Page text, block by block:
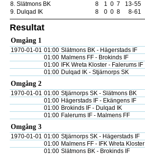
8. Slätmons BK 8 1 0 7 13-55
9. Dulqad IK 8 0 0 8 8-61
Resultat
Omgång 1
1970-01-01 01:00 Slätmons BK - Hägerstads IF
01:00 Malmens FF - Brokinds IF
01:00
IFK Wreta Kloster - Falerums IF
01:00 Dulqad IK - Stjärnorps SK
Omgång 2
1970-01-01 01:00 Stjärnorps SK - Slätmons BK
01:00 Hägerstads IF - Ekängens IF
01:00 Brokinds IF - Dulqad IK
01:00 Falerums IF - Malmens FF
Omgång 3
1970-01-01 01:00 Stjärnorps SK - Hägerstads IF
01:00 Malmens FF - IFK Wreta Kloster
01:00 Slätmons BK - Brokinds IF